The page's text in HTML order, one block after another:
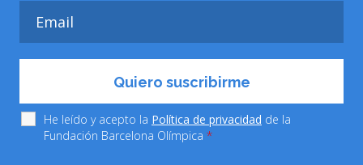
He leído y acepto la Política de privacidad de la
Fundación Barcelona Olímpica *